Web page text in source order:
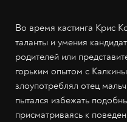
Во время кастинга Крис
таланты и умения
родителей или
горьким опытом с
злоупотреблял отец
пытался избежать
присматриваясь к